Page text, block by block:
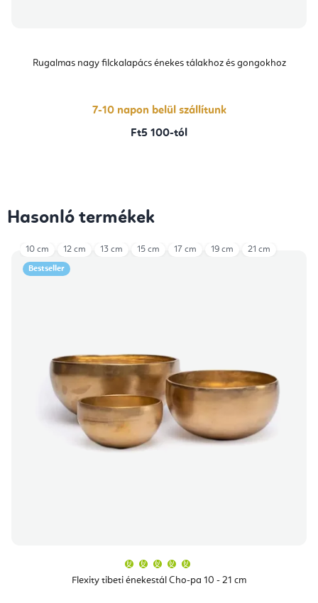
Rugalmas nagy filckalapács énekes tálakhoz és gongokhoz
7-10 napon belül szállítunk
Ft5 100-tól
Hasonló termékek
Bestseller
Flexity tibeti énekestál Cho-pa 10 - 21 cm
átlagos
értékelése
10 cm 12 cm 13 cm 15 cm 17 cm 19 cm 21 cm